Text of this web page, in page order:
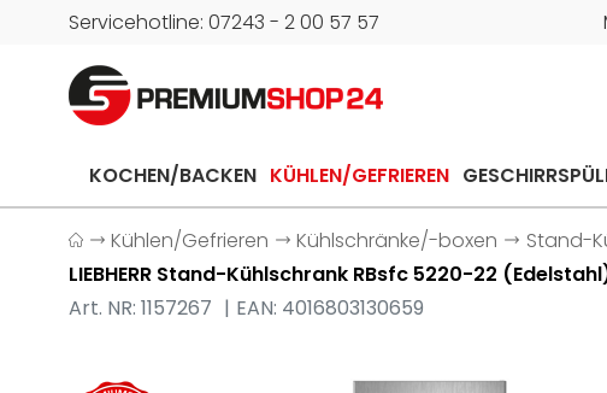
Servicehotline: 07243 - 2 00 57 57
KOCHEN/BACKEN KÜHLEN/GEFRIEREN
Kühlen/Gefrieren Kühlschränke/-boxen
Stand-
LIEBHERR Stand-Kühlschrank RBsfc 5220-22
Art. NR: 1157267
EAN: 4016803130659